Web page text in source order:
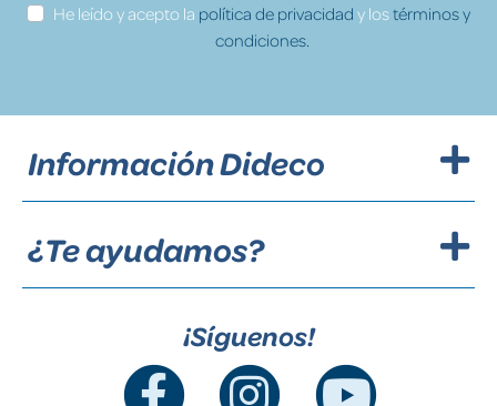
He leído y acepto la política de privacidad y lostérminos y
condiciones.
Información Dideco
¿Te ayudamos?
¡Síguenos!